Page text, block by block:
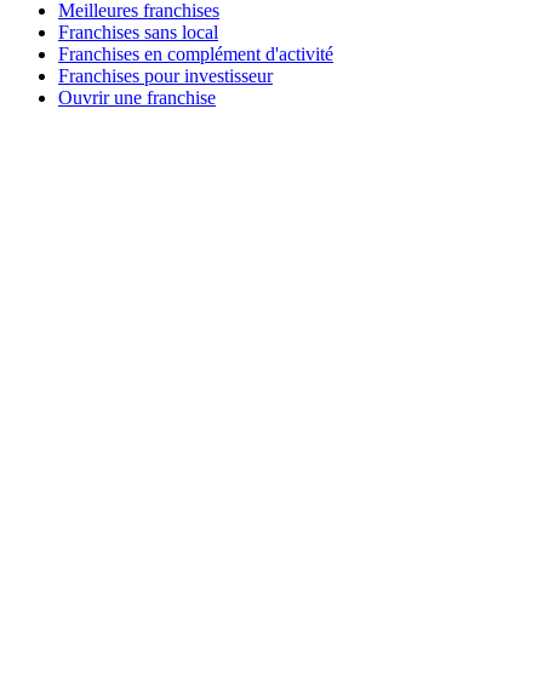
Meilleures franchises
Franchises sans local
Franchises en complément d'activité
Franchises pour investisseur
Ouvrir une franchise